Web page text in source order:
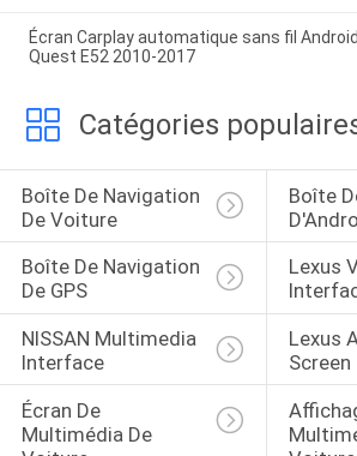
Écran Carplay automatique sans fil
Quest E52 2010-2017
Catégories
Boîte De Navigation
De Voiture
Boîte
Boîte De Navigation
De GPS
Lexus
NISSAN Multimedia
Interface
Lexus
Screen
Écran De
Multimédia De